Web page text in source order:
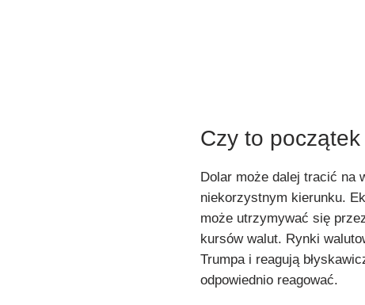
Czy to początek
Dolar może dalej tracić na
niekorzystnym kierunku.
może utrzymywać się
kursów walut. Rynki
Trumpa i reagują
odpowiednio reagować.